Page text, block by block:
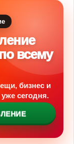
всему
бизнес и
сегодня.